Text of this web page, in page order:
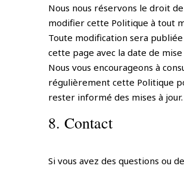
Nous nous réservons le droit de
modifier cette Politique à tout
Toute modification sera
cette page avec la date de mise
Nous vous encourageons à
régulièrement cette Politique
rester informé des mises à jour.
8. Contact
Si vous avez des questions ou